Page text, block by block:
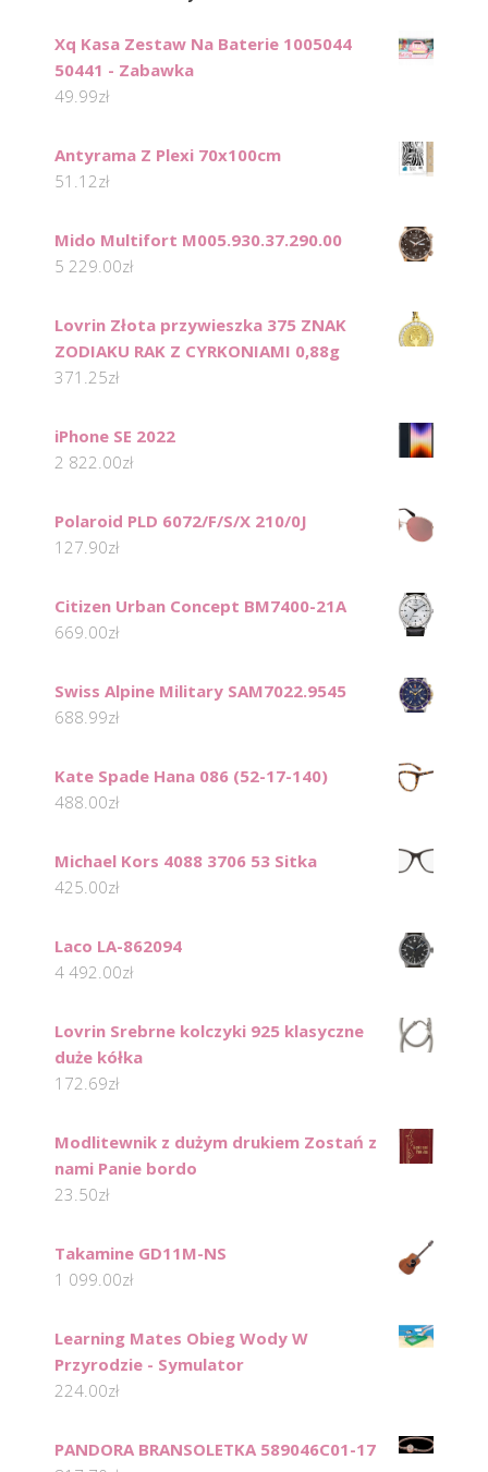
Xq Kasa Zestaw Na Baterie 1005044
50441 - Zabawka
49.99zł
Antyrama Z Plexi 70x100cm
51.12zł
Mido Multifort M005.930.37.290.00
5 229.00zł
Lovrin Złota przywieszka 375 ZNAK
ZODIAKU RAK Z CYRKONIAMI 0,88g
371.25zł
iPhone SE 2022
2 822.00zł
Polaroid PLD 6072/F/S/X 210/0J
127.90zł
Citizen Urban Concept BM7400-21A
669.00zł
Swiss Alpine Military SAM7022.9545
688.99zł
Kate Spade Hana 086 (52-17-140)
488.00zł
Michael Kors 4088 3706 53 Sitka
425.00zł
Laco LA-862094
4 492.00zł
Lovrin Srebrne kolczyki 925 klasyczne
duże kółka
172.69zł
Modlitewnik z dużym drukiem Zostań z
nami Panie bordo
23.50zł
Takamine GD11M-NS
1 099.00zł
Learning Mates Obieg Wody W
Przyrodzie - Symulator
224.00zł
PANDORA BRANSOLETKA 589046C01-17